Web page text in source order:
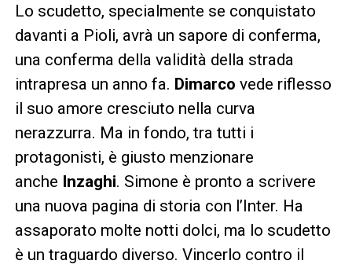
Lo scudetto, specialmente se conquistato
davanti a Pioli, avrà un sapore di conferma,
una conferma della validità della strada
intrapresa un anno fa. Dimarco vede riflesso
il suo amore cresciuto nella curva
nerazzurra. Ma in fondo, tra tutti i
protagonisti, è giusto menzionare
anche Inzaghi. Simone è pronto a scrivere
una nuova pagina di storia con l’Inter. Ha
assaporato molte notti dolci, ma lo scudetto
è un traguardo diverso. Vincerlo contro il